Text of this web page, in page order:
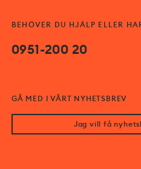
BEHÖVER DU HJÄLP ELLER
0951-200 20
GÅ MED I VÅRT NYHETSBREV
Jag vill få